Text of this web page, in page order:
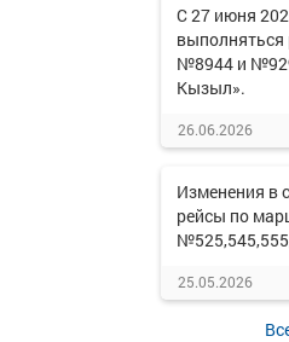
С 27 июня
№8944 и
Кызыл».
26.06.2026
Изменения в
рейсы по
25.05.2026